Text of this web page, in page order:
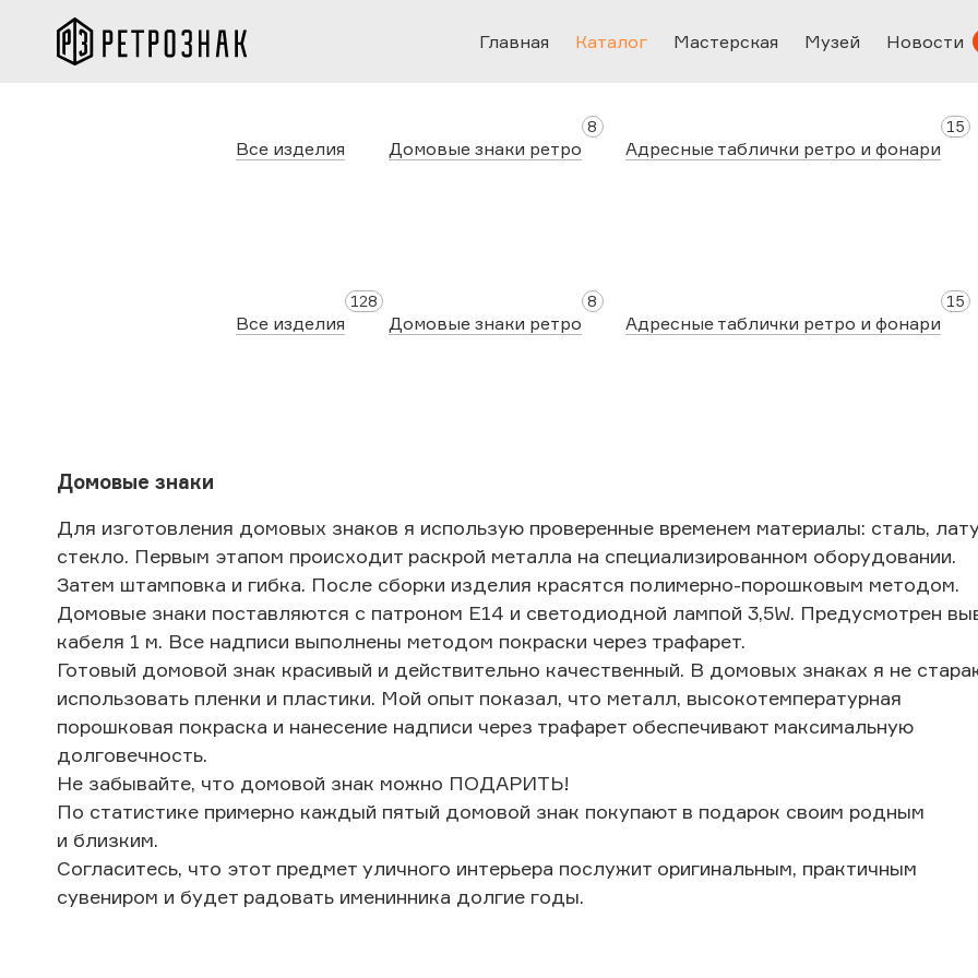
Главная Каталог Мастерская Музей Новости
КаталогВсе изделия Домовые знаки ретро
8
Адресные таблички ретро и фонари
15
Все изделия
128
Домовые знаки ретро
8
Адресные таблички ретро и фонари
15
Домовые знаки
Для изготовления домовых знаков я использую проверенные временем материалы: сталь,
стекло. Первым этапом происходит раскрой металла на специализированном оборудовании.
Затем штамповка и гибка. После сборки изделия красятся полимерно-порошковым методом.
Домовые знаки поставляются с патроном Е14 и светодиодной лампой 3,5W. Предусмотрен
кабеля 1 м. Все надписи выполнены методом покраски через трафарет.
Готовый домовой знак красивый и действительно качественный. В домовых знаках я не
использовать пленки и пластики. Мой опыт показал, что металл, высокотемпературная
порошковая покраска и нанесение надписи через трафарет обеспечивают максимальную
долговечность.
Не забывайте, что домовой знак можно ПОДАРИТЬ!
По статистике примерно каждый пятый домовой знак покупают в подарок своим родным
и близким.
Согласитесь, что этот предмет уличного интерьера послужит оригинальным, практичным
сувениром и будет радовать именинника долгие годы.